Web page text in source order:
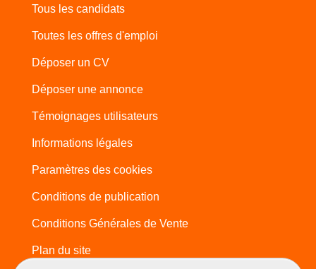
Tous les candidats
Toutes les offres d'emploi
Déposer un CV
Déposer une annonce
Témoignages utilisateurs
Informations légales
Paramètres des cookies
Conditions de publication
Conditions Générales de Vente
Plan du site